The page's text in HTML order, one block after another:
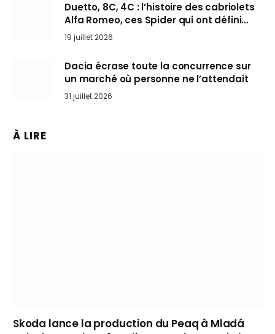
Duetto, 8C, 4C : l’histoire des cabriolets
Alfa Romeo, ces Spider qui ont défini
l’art de rouler cheveux au vent
19 juillet 2026
Dacia écrase toute la concurrence sur
un marché où personne ne l’attendait
31 juillet 2026
À LIRE
Skoda lance la production du Peaq à Mladá